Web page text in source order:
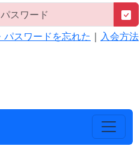
パスワードを忘れた ｜ 入会方法